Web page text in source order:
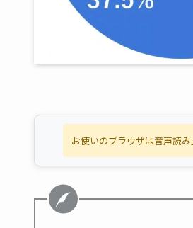
お使いのブラウザは音声読み